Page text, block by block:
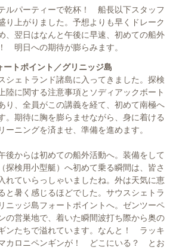
ルパーティーで乾杯！ 船長以下スタッフ
り上がりました。予想よりも早くドレーク
、翌日はなんと午後に早速、初めての船外
明日への期待が膨らみます。
トポイント／グリニッジ島
シェトランド諸島に入ってきました。探検
陸に関する注意事項とソディアックボート
り、全員がこの講義を経て、初めて南極へ
。期待に胸を膨らませながら、身に着ける
ーニングを済ませ、準備を進めます。
後からは初めての船外活動へ。装備をして
探検用小型艇）へ初めて乗る瞬間は、皆さ
れていらっしゃいましたね。外は天気に恵
と暑く感じるほどでした。サウスシェトラ
ニッジ島フォートポイントへ。ゼンツーペ
の営巣地で、着いた瞬間波打ち際から奥の
ンたちで溢れています。なんと！ ラッキ
カロニペンギンが！ どこにいる？ とお